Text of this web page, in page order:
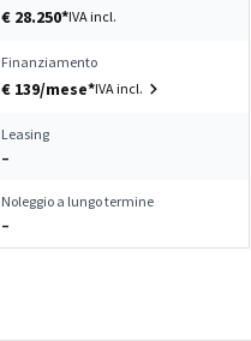
€ 28.250*IVA incl.
Finanziamento
€ 139/mese*IVA incl.
Leasing
–
Noleggio a lungo termine
–